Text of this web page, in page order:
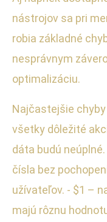
nástrojov sa pri
robia základné
nesprávnym
optimalizáciu.
Najčastejšie
všetky dôležité
dáta budú
čísla bez
užívateľov. - $1 –
majú rôznu